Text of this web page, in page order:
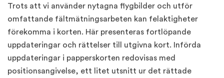
Trots att vi använder nytagna flygbilder och utför
omfattande fältmätningsarbeten kan felaktigheter
förekomma i korten. Här presenteras fortlöpande
uppdateringar och rättelser till utgivna kort. Införda
uppdateringar i papperskorten redovisas med
positionsangivelse, ett litet utsnitt ur det rättade